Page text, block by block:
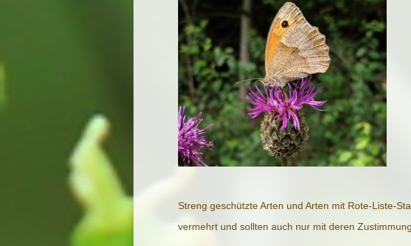
Streng geschützte Arten und Arten mit Rote-Liste-
vermehrt und sollten auch nur mit deren